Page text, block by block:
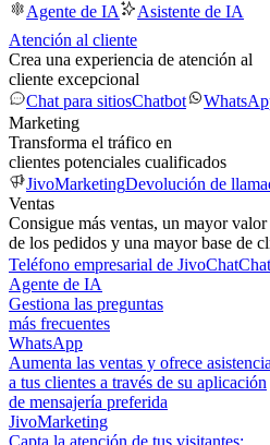
Agente de IA
Asistente de IA
Atención al cliente
Crea una experiencia de atención al
cliente excepcional
Chat para sitiosChatbot
Marketing
Transforma el tráfico en
clientes potenciales cualificados
JivoMarketingDevolución de
Ventas
Consigue más ventas, un mayor
de los pedidos y una mayor base de
Teléfono empresarial de JivoChat
Agente de IA
Gestiona las preguntas
más frecuentes
WhatsApp
Aumenta las ventas y ofrece asistencia
a tus clientes a través de su aplicación
de mensajería preferida
JivoMarketing
Capta la atención de tus visitantes: